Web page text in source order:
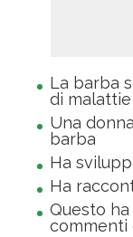
La barba
di malattie
Una
barba
Ha
Ha
Questo
commenti